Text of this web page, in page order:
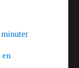
minuter
en